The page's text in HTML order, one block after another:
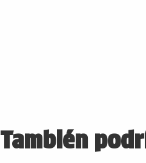
También